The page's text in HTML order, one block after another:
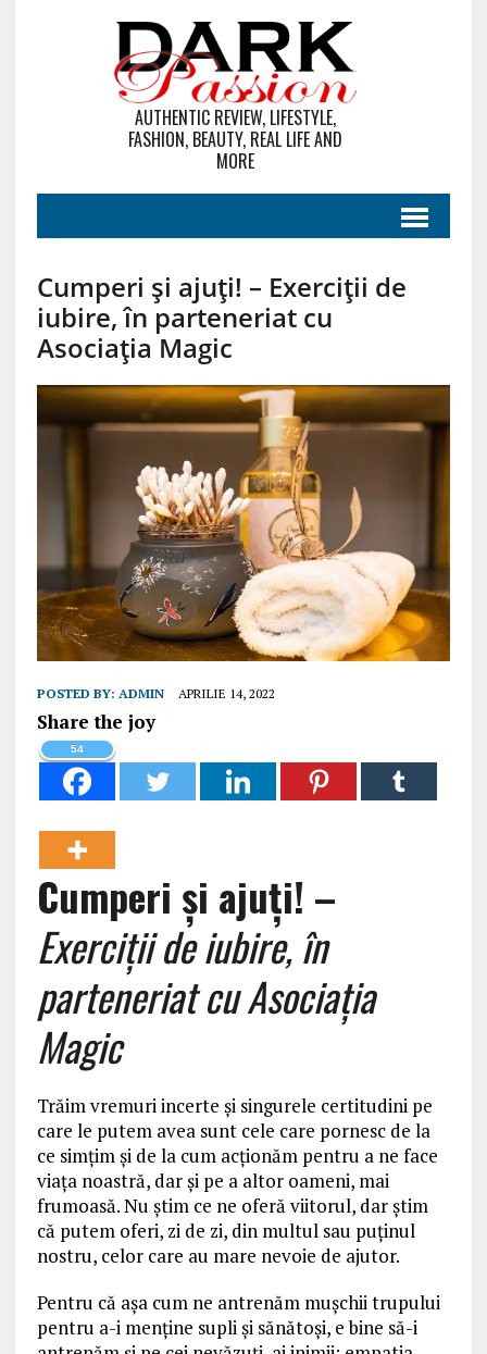
AUTHENTIC REVIEW, LIFESTYLE,
FASHION, BEAUTY, REAL LIFE AND
MORE
Cumperi și ajuți! – Exerciții de
iubire, în parteneriat cu
Asociația Magic
POSTED BY: ADMIN APRILIE 14, 2022
Share the joy
54
Cumperi și ajuți! –
Exerciții de iubire, în
parteneriat cu Asociația
Magic
Trăim vremuri incerte și singurele certitudini pe
care le putem avea sunt cele care pornesc de la
ce simțim și de la cum acționăm pentru a ne face
viața noastră, dar și pe a altor oameni, mai
frumoasă. Nu știm ce ne oferă viitorul, dar știm
că putem oferi, zi de zi, din multul sau puținul
nostru, celor care au mare nevoie de ajutor.
Pentru că așa cum ne antrenăm mușchii trupului
pentru a-i menține supli și sănătoși, e bine să-i